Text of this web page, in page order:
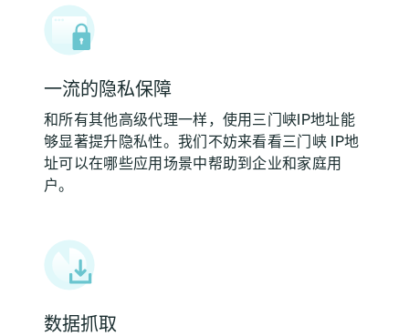
一流的隐私保障
和所有其他高级代理一样，使用三门峡IP地址能
够显著提升隐私性。我们不妨来看看三门峡 IP地
址可以在哪些应用场景中帮助到企业和家庭用
户。
数据抓取